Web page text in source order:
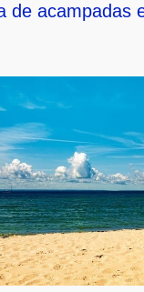
de acampadas